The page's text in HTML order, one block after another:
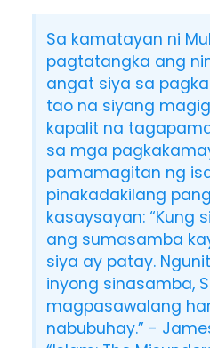
Sa kamatayan ni
pagtatangka ang
angat siya sa
tao na siyang
kapalit na
sa mga
pamamagitan ng
pinakadakilang
kasaysayan: “Kung
ang sumasamba
siya ay patay.
inyong sinasamba,
magpasawalang
nabubuhay.” -